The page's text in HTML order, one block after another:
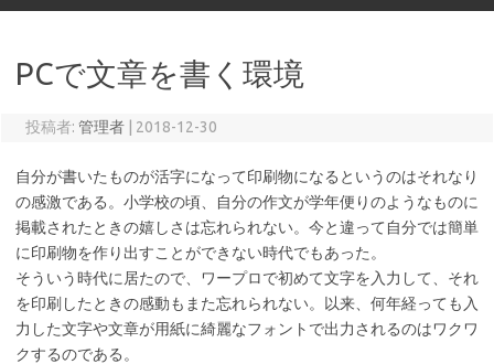
PCで文章を書く環境
投稿者: 管理者 2018-12-30
自分が書いたものが活字になって印刷物になるというのはそれなり
の感激である。小学校の頃、自分の作文が学年便りのようなものに
掲載されたときの嬉しさは忘れられない。今と違って自分では簡単
に印刷物を作り出すことができない時代でもあった。
そういう時代に居たので、ワープロで初めて文字を入力して、それ
を印刷したときの感動もまた忘れられない。以来、何年経っても入
力した文字や文章が用紙に綺麗なフォントで出力されるのはワクワ
クするのである。